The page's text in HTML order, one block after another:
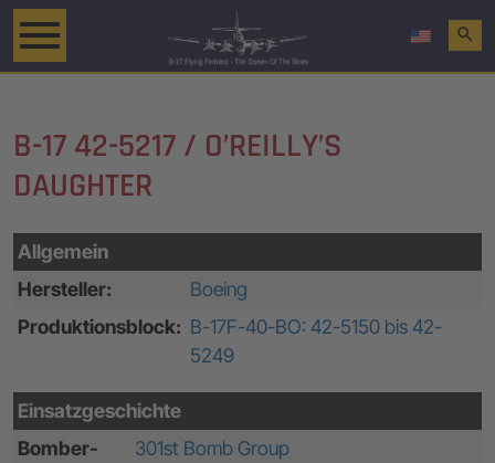
search
B-17 42-5217 / O’REILLY’S
DAUGHTER
Allgemein
Hersteller:
Boeing
Produktionsblock: B-17F-40-BO: 42-5150 bis 42-
5249
Einsatzgeschichte
Bomber-
301st Bomb Group